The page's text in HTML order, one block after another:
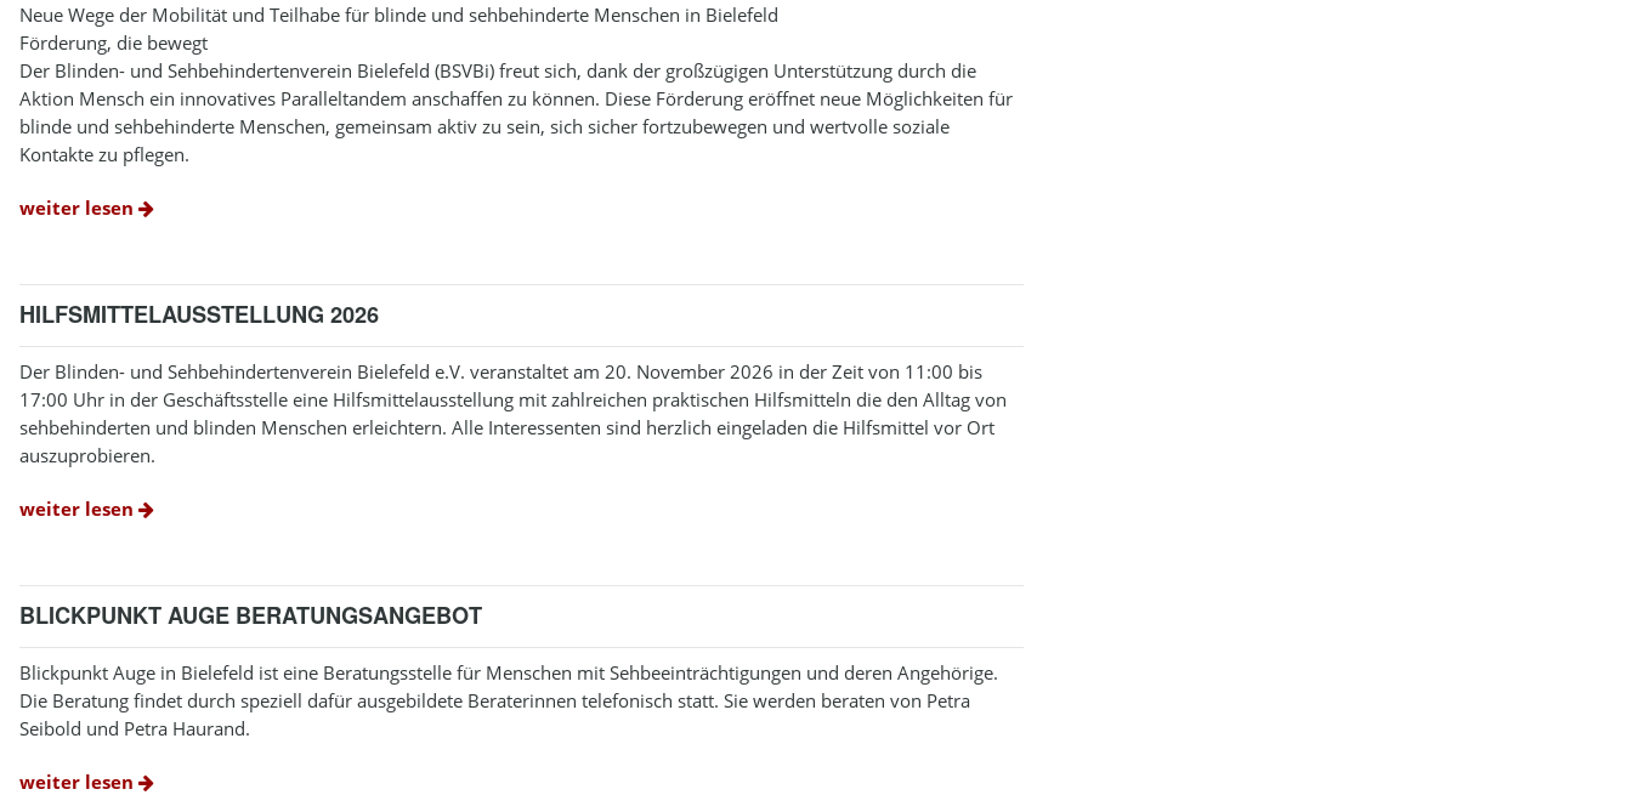
Neue Wege der Mobilität und Teilhabe für blinde und sehbehinderte Menschen in Bielefeld
Förderung, die bewegt
Der Blinden- und Sehbehindertenverein Bielefeld (BSVBi) freut sich, dank der großzügigen Unterstützung durch die
Aktion Mensch ein innovatives Paralleltandem anschaffen zu können. Diese Förderung eröffnet neue Möglichkeiten für
blinde und sehbehinderte Menschen, gemeinsam aktiv zu sein, sich sicher fortzubewegen und wertvolle soziale
Kontakte zu pflegen.
weiter lesen
HILFSMITTELAUSSTELLUNG 2026
Der Blinden- und Sehbehindertenverein Bielefeld e.V. veranstaltet am 20. November 2026 in der Zeit von 11:00 bis
17:00 Uhr in der Geschäftsstelle eine Hilfsmittelausstellung mit zahlreichen praktischen Hilfsmitteln die den Alltag von
sehbehinderten und blinden Menschen erleichtern. Alle Interessenten sind herzlich eingeladen die Hilfsmittel vor Ort
auszuprobieren.
weiter lesen
BLICKPUNKT AUGE BERATUNGSANGEBOT
Blickpunkt Auge in Bielefeld ist eine Beratungsstelle für Menschen mit Sehbeeinträchtigungen und deren Angehörige.
Die Beratung findet durch speziell dafür ausgebildete Beraterinnen telefonisch statt. Sie werden beraten von Petra
Seibold und Petra Haurand.
weiter lesen